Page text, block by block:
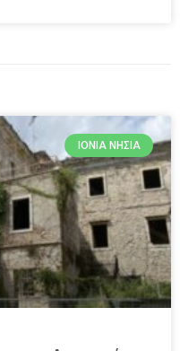
ΙΌΝΙΑ ΝΗΣΙΆ